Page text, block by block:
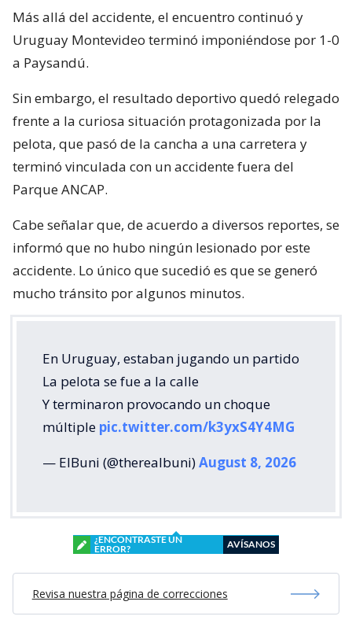
Más allá del accidente, el encuentro continuó y
Uruguay Montevideo terminó imponiéndose por 1-0
a Paysandú.
Sin embargo, el resultado deportivo quedó relegado
frente a la curiosa situación protagonizada por la
pelota, que pasó de la cancha a una carretera y
terminó vinculada con un accidente fuera del
Parque ANCAP.
Cabe señalar que, de acuerdo a diversos reportes, se
informó que no hubo ningún lesionado por este
accidente. Lo único que sucedió es que se generó
mucho tránsito por algunos minutos.
En Uruguay, estaban jugando un partido
La pelota se fue a la calle
Y terminaron provocando un choque
múltiple pic.twitter.com/k3yxS4Y4MG
— ElBuni (@therealbuni)August 8, 2026
¿ENCONTRASTE UN
ERROR?
AVÍSANOS
Revisa nuestra página de correcciones